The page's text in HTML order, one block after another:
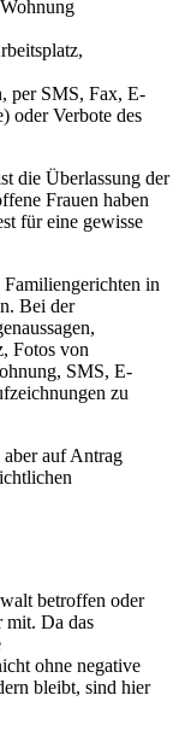
per SMS, Fax, E-
oder Verbote des
die Überlassung der
Frauen haben
für eine gewisse
in
Bei der
Fotos von
SMS, E-
zu
auf Antrag
betroffen oder
mit. Da das
ohne negative
bleibt, sind hier